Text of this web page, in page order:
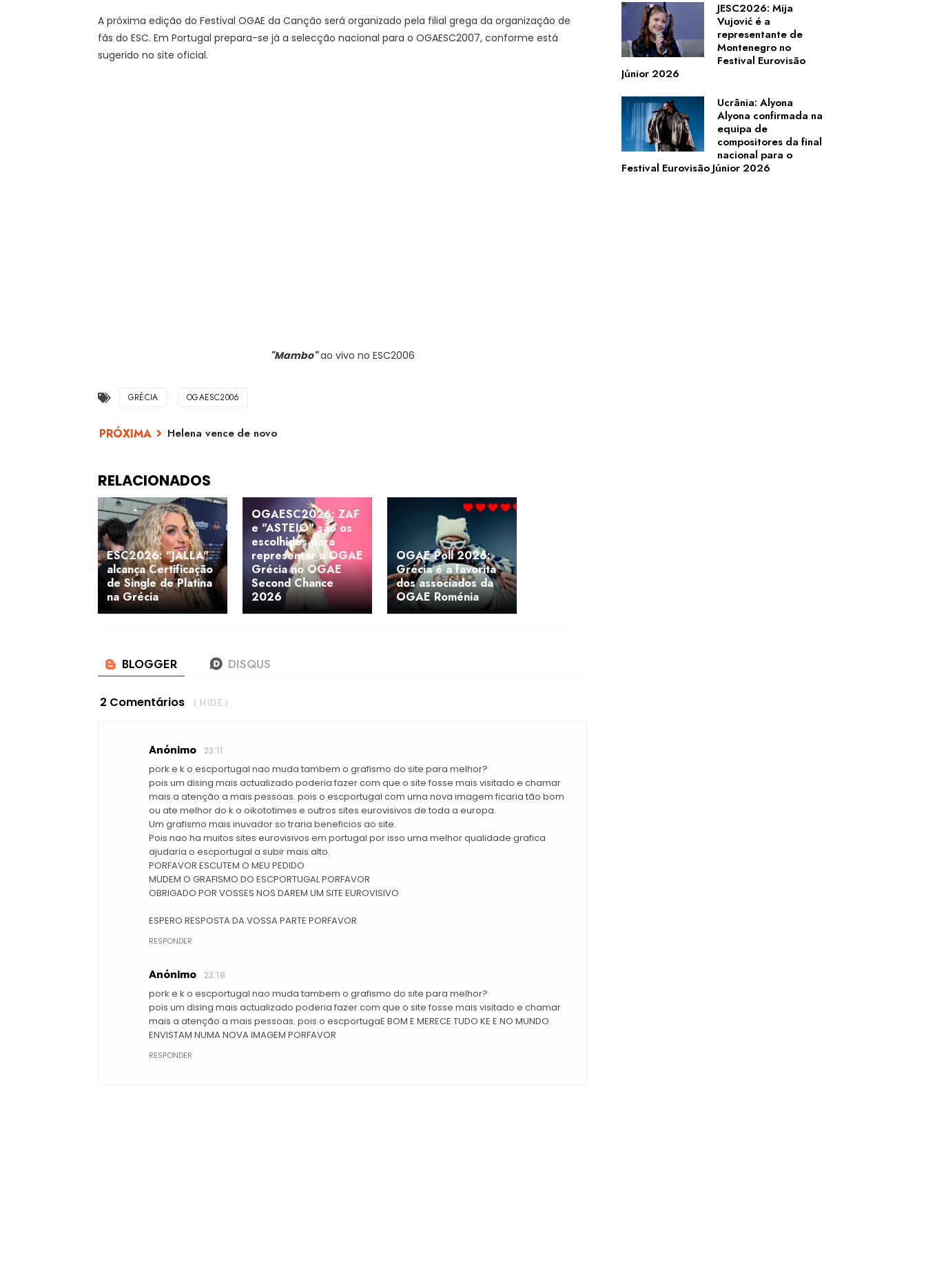
A próxima edição do Festival OGAE da Canção será organizado pela filial grega da organização de
fãs do ESC. Em Portugal prepara-se já a selecção nacional para o OGAESC2007, conforme está
sugerido no site oficial.
"Mambo"ao vivo no ESC2006
GRÉCIA OGAESC2006
Helena vence de novo
ESC2026: "JALLA"
alcança Certificação
de Single de Platina
na Grécia
OGAESC2026: ZAF
e "ASTEIO" são os
escolhidos para
representar a OGAE
Grécia no OGAE
Second Chance
2026
OGAE Poll 2026:
Grécia é a favorita
dos associados da
OGAE Roménia
2 Comentários ( HIDE )
Anónimo 23:11
pork e k o escportugal nao muda tambem o grafismo do site para melhor?
pois um dising mais actualizado poderia fazer com que o site fosse mais visitado e chamar
mais a atenção a mais pessoas. pois o escportugal com uma nova imagem ficaria tão bom
ou ate melhor do k o oikototimes e outros sites eurovisivos de toda a europa.
Um grafismo mais inuvador so traria beneficios ao site.
Pois nao ha muitos sites eurovisivos em portugal por isso uma melhor qualidade grafica
ajudaria o escportugal a subir mais alto.
PORFAVOR ESCUTEM O MEU PEDIDO
MUDEM O GRAFISMO DO ESCPORTUGAL PORFAVOR
OBRIGADO POR VOSSES NOS DAREM UM SITE EUROVISIVO
ESPERO RESPOSTA DA VOSSA PARTE PORFAVOR
RESPONDER
Anónimo 23:18
pork e k o escportugal nao muda tambem o grafismo do site para melhor?
pois um dising mais actualizado poderia fazer com que o site fosse mais visitado e chamar
mais a atenção a mais pessoas. pois o escportugaE BOM E MERECE TUDO KE E NO MUNDO.
ENVISTAM NUMA NOVA IMAGEM PORFAVOR
RESPONDER
JESC2026: Mija
Vujović é a
representante de
Montenegro no
Festival Eurovisão
Júnior 2026
Ucrânia: Alyona
Alyona confirmada na
equipa de
compositores da final
nacional para o
Festival Eurovisão Júnior 2026